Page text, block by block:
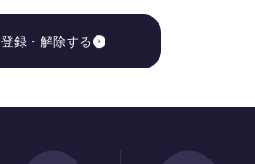
登録・解除する